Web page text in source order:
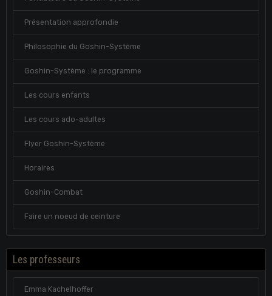
Présentation approfondie
Philosophie du Goshin-Système
Goshin-Système : le programme
Les cours enfants
Les cours ado-adultes
Flyer Goshin-Système
Horaires
Goshin-Combat
Faire un noeud de ceinture
Les professeurs
Emma Kachelhoffer